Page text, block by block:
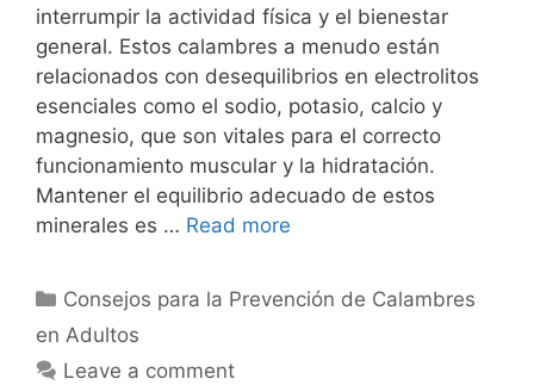
interrumpir la actividad física y el bienestar
general. Estos calambres a menudo están
relacionados con desequilibrios en electrolitos
esenciales como el sodio, potasio, calcio y
magnesio, que son vitales para el correcto
funcionamiento muscular y la hidratación.
Mantener el equilibrio adecuado de estos
minerales es … Read more
Categories
Consejos para la Prevención de Calambres
en Adultos
Leave a comment